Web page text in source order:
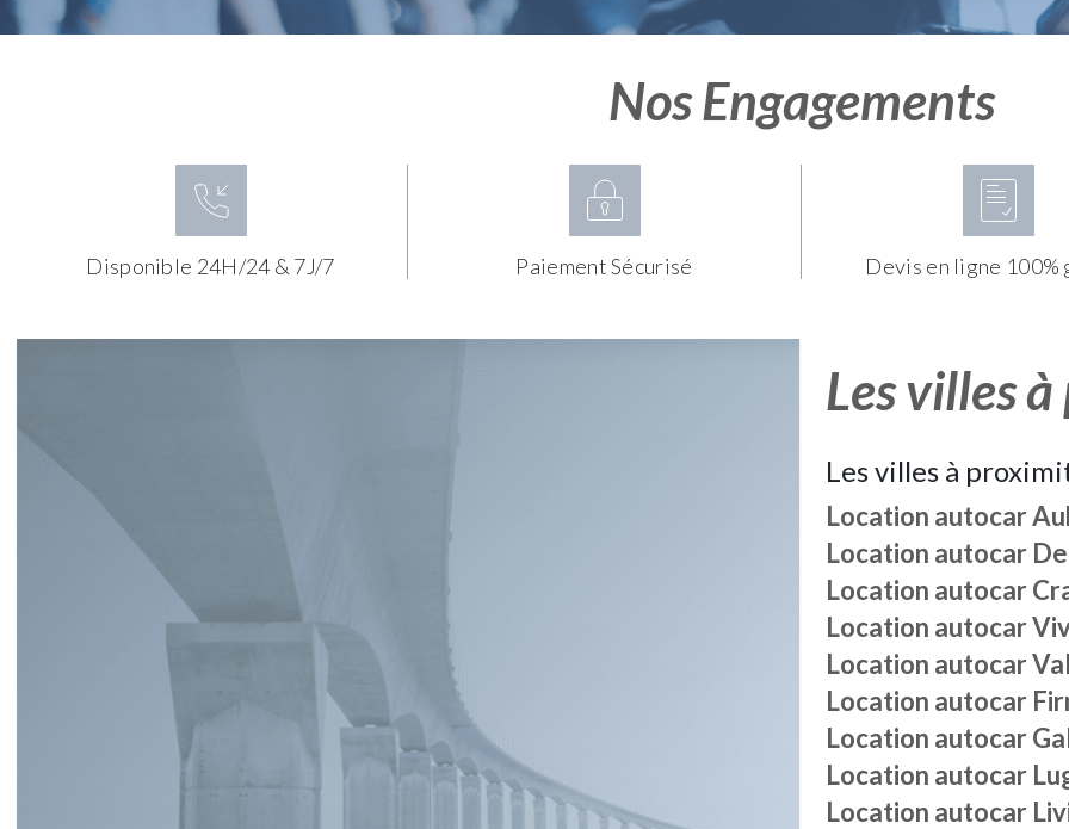
Nos Engagements
Disponible 24H/24 & 7J/7 Paiement Sécurisé Devis en ligne
Les villes
Les villes à
Location autocar
Location autocar
Location autocar
Location autocar
Location autocar
Location autocar
Location autocar
Location autocar
Location autocar